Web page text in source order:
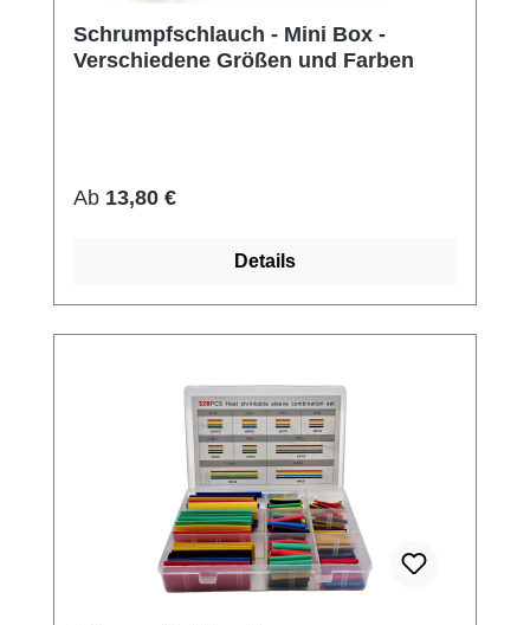
Schrumpfschlauch - Mini Box -
Verschiedene Größen und Farben
Regulärer Preis:
Ab 13,80 €
Details